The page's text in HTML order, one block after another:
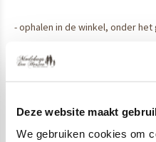
Deze website maakt
We gebruiken cookies om
- ophalen in de winkel, onder
De betalingen via iDeal zijn
U krijgt gewoon waar voor u geld!